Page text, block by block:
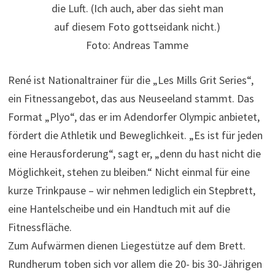
die Luft. (Ich auch, aber das sieht man
auf diesem Foto gottseidank nicht.)
Foto: Andreas Tamme
René ist Nationaltrainer für die „Les Mills Grit Series“,
ein Fitnessangebot, das aus Neuseeland stammt. Das
Format „Plyo“, das er im Adendorfer Olympic anbietet,
fördert die Athletik und Beweglichkeit. „Es ist für jeden
eine Herausforderung“, sagt er, „denn du hast nicht die
Möglichkeit, stehen zu bleiben.“ Nicht einmal für eine
kurze Trinkpause – wir nehmen lediglich ein Stepbrett,
eine Hantelscheibe und ein Handtuch mit auf die
Fitnessfläche.
Zum Aufwärmen dienen Liegestütze auf dem Brett.
Rundherum toben sich vor allem die 20- bis 30-Jährigen